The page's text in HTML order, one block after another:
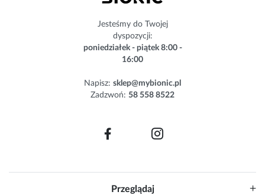
Jesteśmy do Twojej
dyspozycji:
poniedziałek - piątek 8:00 -
16:00
Napisz: sklep@mybionic.pl
Zadzwoń: 58 558 8522
Przeglądaj